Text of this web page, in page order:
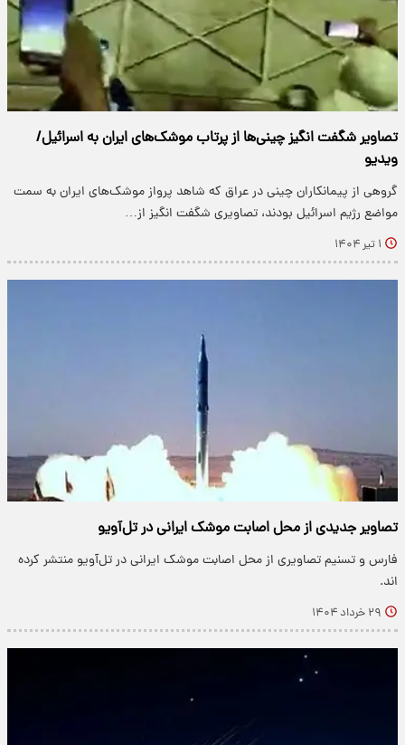
تصاویر شگفت انگیز چینی‌ها از پرتاب موشک‌های ایران به اسرائیل/
ویدیو
گروهی از پیمانکاران چینی در عراق که شاهد پرواز موشک‌های ایران به سمت
مواضع رژیم اسرائیل بودند، تصاویری شگفت انگیز از…
۱ تیر ۱۴۰۴
تصاویر جدیدی از محل اصابت موشک ایرانی در تل‌آویو
​فارس و تسنیم تصاویری از محل اصابت موشک ایرانی در تل‌آویو منتشر کرده
اند.
۲۹ خرداد ۱۴۰۴